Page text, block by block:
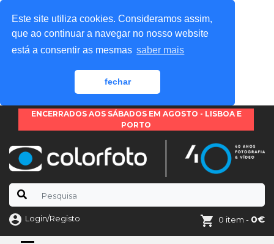
Este site utiliza cookies. Consideramos assim,
que ao continuar a navegar no nosso website
está a consentir as mesmas saber mais
fechar
ENCERRADOS AOS SÁBADOS EM AGOSTO - LISBOA E
PORTO
Login/Registo 0 item - 0€